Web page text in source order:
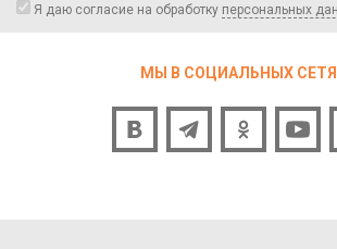
Я даю согласие на обработку персональных
МЫ В СОЦИАЛЬНЫХ